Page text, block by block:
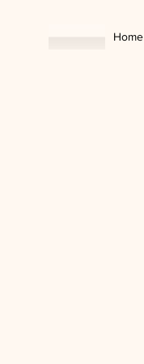
Home